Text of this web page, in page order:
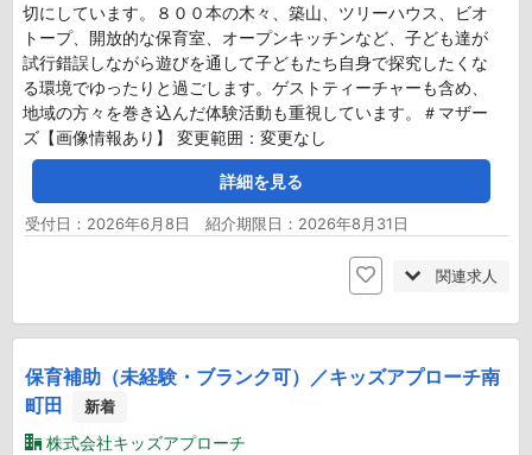
切にしています。８００本の木々、築山、ツリーハウス、ビオ
トープ、開放的な保育室、オープンキッチンなど、子ども達が
試行錯誤しながら遊びを通して子どもたち自身で探究したくな
る環境でゆったりと過ごします。ゲストティーチャーも含め、
地域の方々を巻き込んだ体験活動も重視しています。＃マザー
ズ【画像情報あり】 変更範囲：変更なし
詳細を見る
受付日：2026年6月8日 紹介期限日：2026年8月31日
関連求人
保育補助（未経験・ブランク可）／キッズアプローチ南
町田
新着
株式会社キッズアプローチ